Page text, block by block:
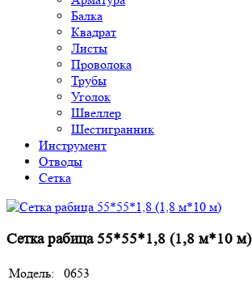
Балка
Квадрат
Листы
Проволока
Трубы
Уголок
Швеллер
Шестигранник
Инструмент
Отводы
Сетка
Сетка рабица 55*55*1,8 (1,8 м*10 м)
Модель:
0653